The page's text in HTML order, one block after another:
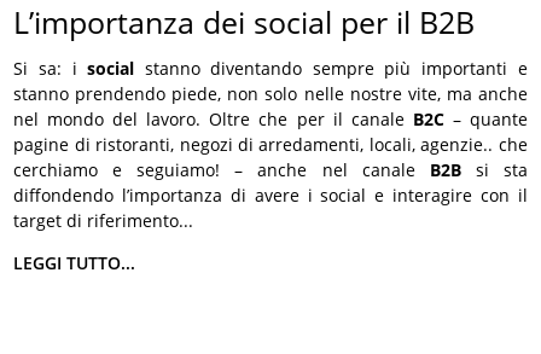
L’importanza dei social per il B2B
Si sa: isocial stanno diventando sempre più importanti e
stanno prendendo piede, non solo nelle nostre vite, ma anche
nel mondo del lavoro. Oltre che per il canale B2C– quante
pagine di ristoranti, negozi di arredamenti, locali, agenzie.. che
cerchiamo e seguiamo! – anche nel canale B2Bsi sta
diffondendo l’importanza di avere i social e interagire con il
target di riferimento...
LEGGI TUTTO...